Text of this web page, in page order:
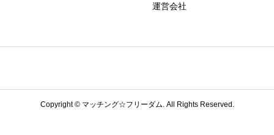
運営会社
Copyright ©マッチング☆フリーダム. All Rights Reserved.